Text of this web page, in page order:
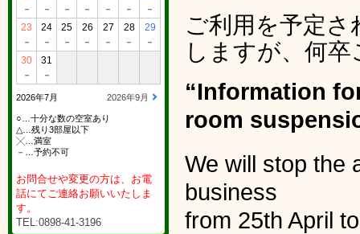
－ － － － － － －
23
－
24
－
25
－
26
－
27
－
28
－
29
－
30
－
31
－
2026年7月 2026年9月
○…十分な数の空室あり
△…残り3部屋以下
╳…満室
－…予約不可
お問合せや変更の方は、お電
話にてご連絡お願いいたしま
す。
TEL:0898-41-3196
ご利用を予定
しますが、何
“Information
room
We will stop the
business
from 25th April